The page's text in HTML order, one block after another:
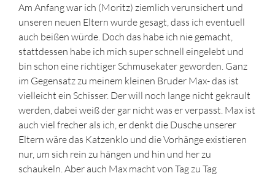
Am Anfang war ich (Moritz) ziemlich verunsichert und
unseren neuen Eltern wurde gesagt, dass ich eventuell
auch beißen würde. Doch das habe ich nie gemacht,
stattdessen habe ich mich super schnell eingelebt und
bin schon eine richtiger Schmusekater geworden. Ganz
im Gegensatz zu meinem kleinen Bruder Max- das ist
vielleicht ein Schisser. Der will noch lange nicht gekrault
werden, dabei weiß der gar nicht was er verpasst. Max ist
auch viel frecher als ich, er denkt die Dusche unserer
Eltern wäre das Katzenklo und die Vorhänge existieren
nur, um sich rein zu hängen und hin und her zu
schaukeln. Aber auch Max macht von Tag zu Tag